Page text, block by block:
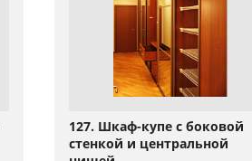
127. Шкаф-купе с боковой
стенкой и центральной